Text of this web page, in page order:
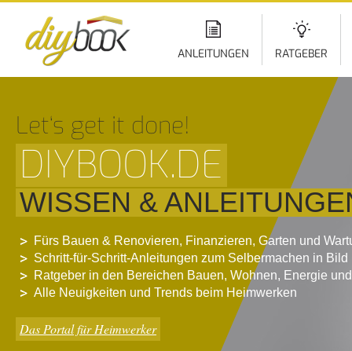
ANLEITUNGEN RATGEBER
Let‘s get it done!
DIYBOOK.DE
WISSEN &
Fürs Bauen & Renovieren, Finanzieren, Garten und
Schritt-für-Schritt-Anleitungen zum Selbermachen in Bild
Ratgeber in den Bereichen Bauen, Wohnen, Energie
Alle Neuigkeiten und Trends beim Heimwerken
Das Portal für Heimwerker